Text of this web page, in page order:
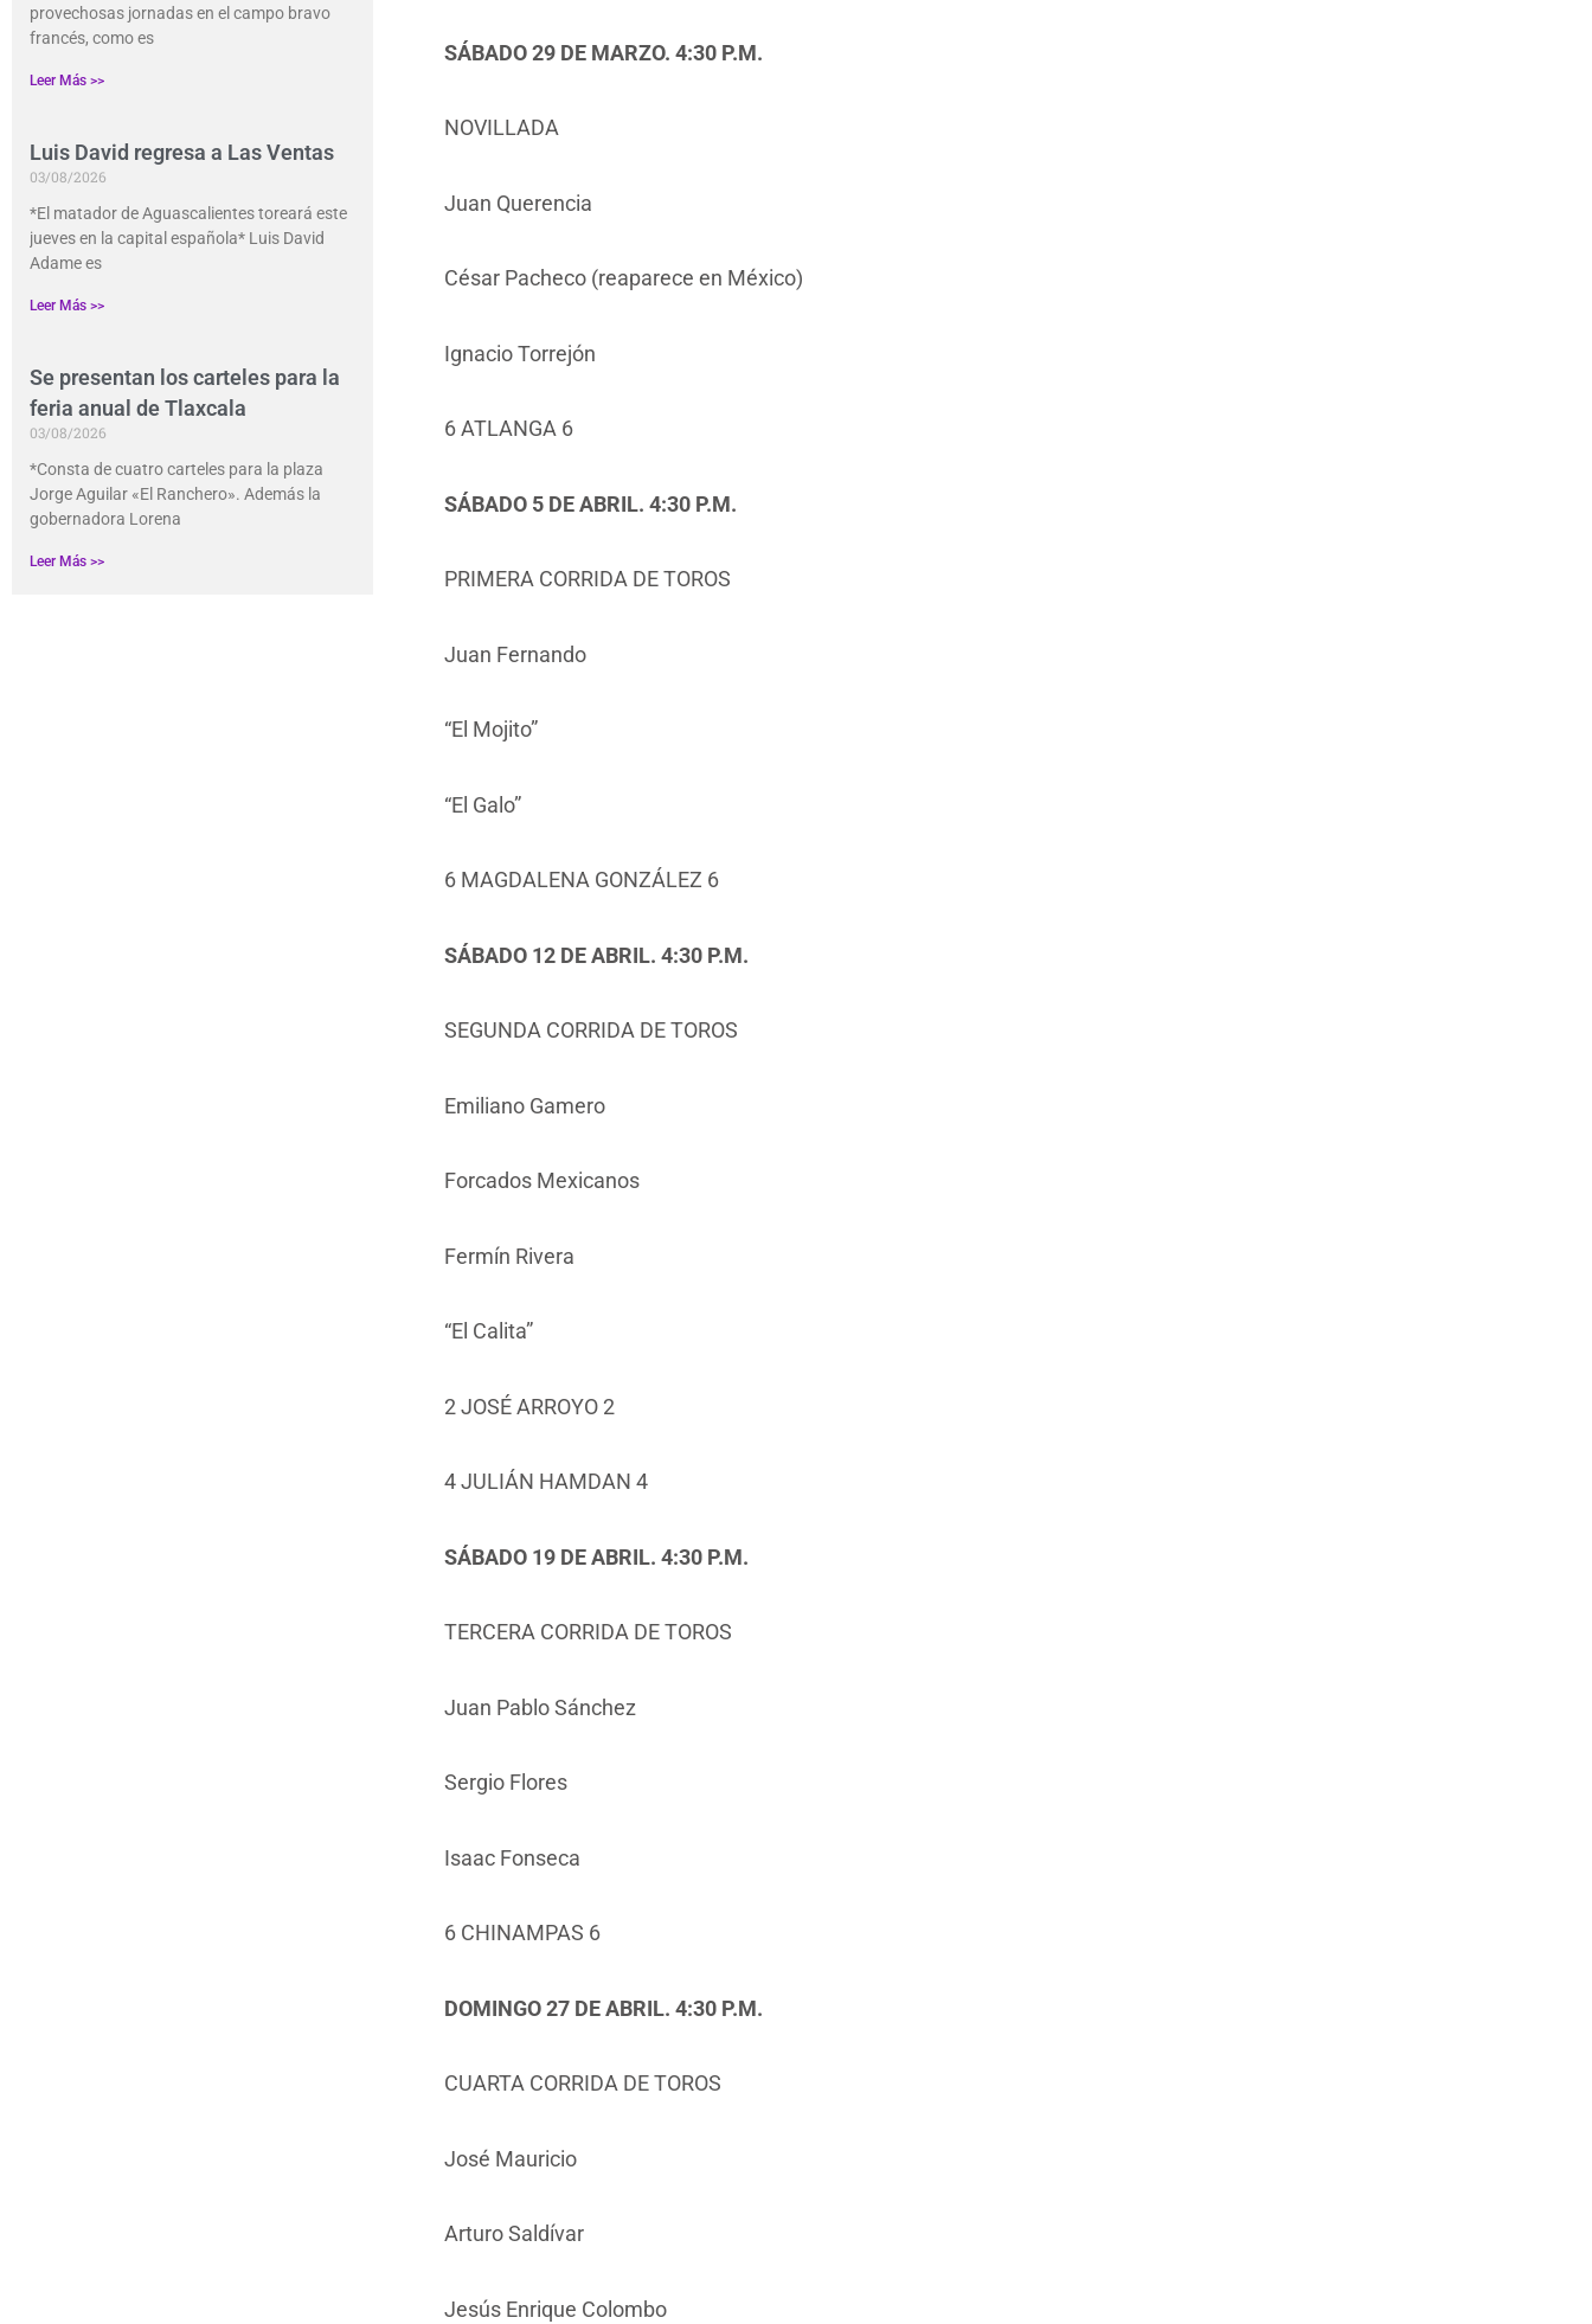
provechosas jornadas en el campo bravo
francés, como es
Leer Más >>
Luis David regresa a Las Ventas
03/08/2026
*El matador de Aguascalientes toreará este
jueves en la capital española* Luis David
Adame es
Leer Más >>
Se presentan los carteles para la
feria anual de Tlaxcala
03/08/2026
*Consta de cuatro carteles para la plaza
Jorge Aguilar «El Ranchero». Además la
gobernadora Lorena
Leer Más >>
SÁBADO 29 DE MARZO. 4:30 P.M.
NOVILLADA
Juan Querencia
César Pacheco (reaparece en México)
Ignacio Torrejón
6 ATLANGA 6
SÁBADO 5 DE ABRIL. 4:30 P.M.
PRIMERA CORRIDA DE TOROS
Juan Fernando
“El Mojito”
“El Galo”
6 MAGDALENA GONZÁLEZ 6
SÁBADO 12 DE ABRIL. 4:30 P.M.
SEGUNDA CORRIDA DE TOROS
Emiliano Gamero
Forcados Mexicanos
Fermín Rivera
“El Calita”
2 JOSÉ ARROYO 2
4 JULIÁN HAMDAN 4
SÁBADO 19 DE ABRIL. 4:30 P.M.
TERCERA CORRIDA DE TOROS
Juan Pablo Sánchez
Sergio Flores
Isaac Fonseca
6 CHINAMPAS 6
DOMINGO 27 DE ABRIL. 4:30 P.M.
CUARTA CORRIDA DE TOROS
José Mauricio
Arturo Saldívar
Jesús Enrique Colombo